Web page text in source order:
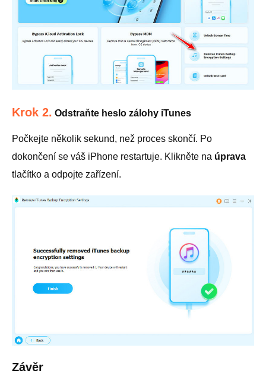
Krok 2. Odstraňte heslo zálohy iTunes
Počkejte několik sekund, než proces skončí. Po
dokončení se váš iPhone restartuje. Klikněte na úprava
tlačítko a odpojte zařízení.
Závěr